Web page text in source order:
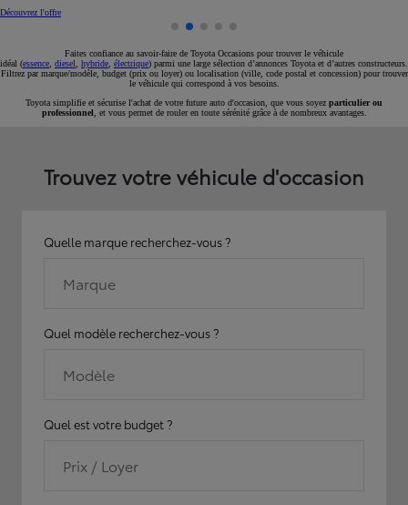
Faites confiance au savoir-faire de Toyota Occasions pour trouver le véhicule
idéal (essence diesel hybride électrique) parmi une large sélection d’annonces Toyota et d’autres constructeurs.
Filtrez par marque/modèle, budget (prix ou loyer) ou localisation (ville, code postal et concession) pour trouver
le véhicule qui correspond à vos besoins.
Toyota simplifie et sécurise l'achat de votre future auto d'occasion, que vous soyez particulier ou
professionnel , et vous permet de rouler en toute sérénité grâce à de nombreux avantages.
Trouvez votre véhicule d'occasion
Quelle marque recherchez-vous ?
Marque
Quel modèle recherchez-vous ?
Modèle
Quel est votre budget ?
Prix / Loyer